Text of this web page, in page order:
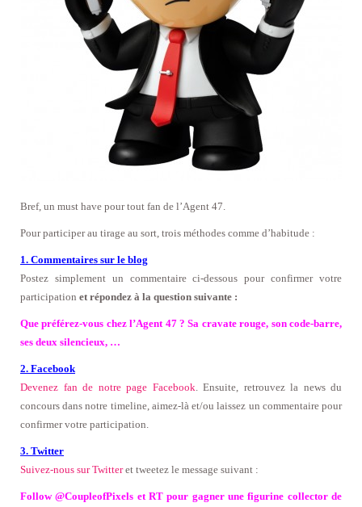
Bref, un must have pour tout fan de l’Agent 47.
Pour participer au tirage au sort, trois méthodes comme d’habitude :
1. Commentaires sur le blog
Postez simplement un commentaire ci-dessous pour confirmer votre
participation et répondez à la question suivante :
Que préférez-vous chez l’Agent 47 ? Sa cravate rouge, son code-barre,
ses deux silencieux, …
2. Facebook
Devenez fan de notre page Facebook . Ensuite, retrouvez la news du
concours dans notre timeline, aimez-là et/ou laissez un commentairepour
confirmer votre participation.
3. Twitter
Suivez-nous sur Twitteret tweetez le message suivant :
Follow @CoupleofPixels et RT pour gagner une figurine collector de